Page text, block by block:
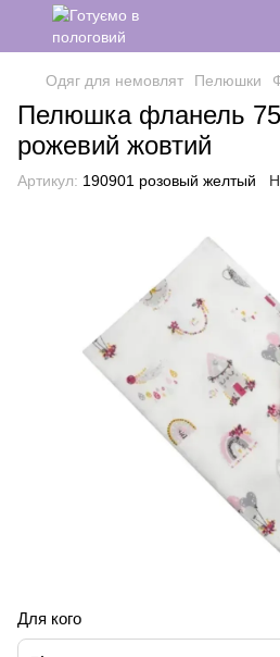
Одяг для немовлят Пелюшки
Пелюшка фланель
рожевий жовтий
Артикул: 190901 розовый желтый
Для кого